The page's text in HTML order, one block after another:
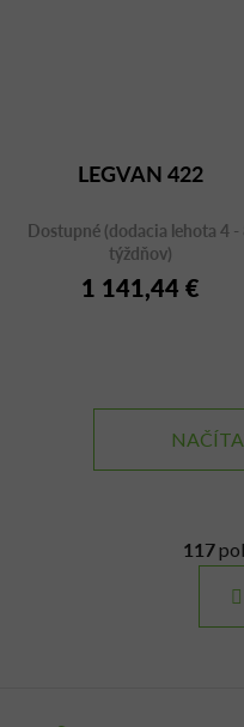
LEGVAN 422
Dostupné (dodacia lehota 4 -
týždňov)
1 141,44 €
117